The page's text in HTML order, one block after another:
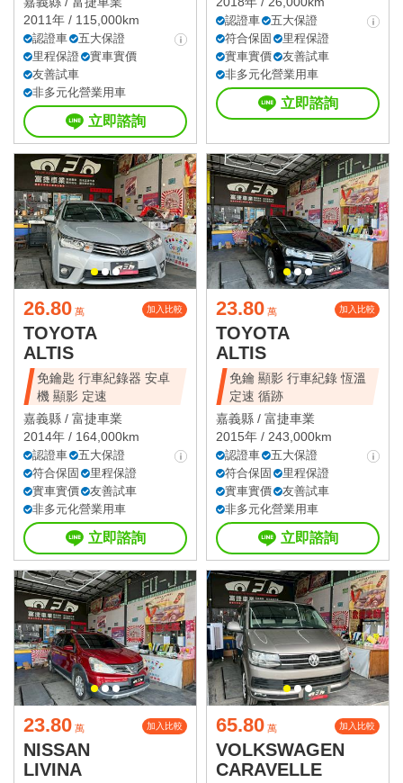
2011年 / 115,000km
認證車
五大保證
里程保證
實車實價
友善試車
非多元化營業用車
立即諮詢
認證車
五大保證
符合保固
里程保證
實車實價
友善試車
非多元化營業用車
立即諮詢
26.80 萬 加入比較
TOYOTA
ALTIS
免鑰匙 行車紀錄器 安卓
機 顯影 定速
嘉義縣 / 富捷車業
2014年 / 164,000km
認證車
五大保證
符合保固
里程保證
實車實價
友善試車
非多元化營業用車
立即諮詢
23.80 萬 加入比較
TOYOTA
ALTIS
免鑰 顯影 行車紀錄 恆溫
定速 循跡
嘉義縣 / 富捷車業
2015年 / 243,000km
認證車
五大保證
符合保固
里程保證
實車實價
友善試車
非多元化營業用車
立即諮詢
23.80 萬 加入比較
NISSAN
LIVINA
65.80 萬 加入比較
VOLKSWAGEN
CARAVELLE